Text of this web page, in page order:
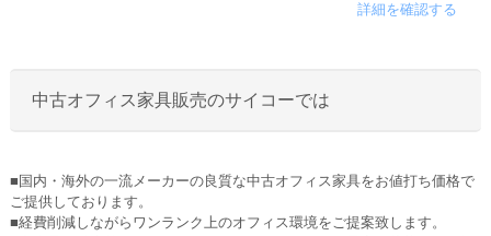
詳細を確認する
中古オフィス家具販売のサイコーでは
■国内・海外の一流メーカーの良質な中古オフィス家具をお値打ち価格で
ご提供しております。
■経費削減しながらワンランク上のオフィス環境をご提案致します。